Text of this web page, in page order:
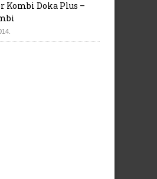
Kombi Doka Plus –